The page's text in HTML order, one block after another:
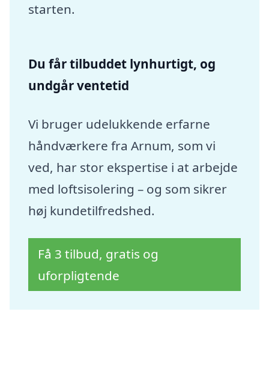
starten.
Du får tilbuddet lynhurtigt, og
undgår ventetid
Vi bruger udelukkende erfarne
håndværkere fra Arnum, som vi
ved, har stor ekspertise i at arbejde
med loftsisolering – og som sikrer
høj kundetilfredshed.
Få 3 tilbud, gratis og
uforpligtende